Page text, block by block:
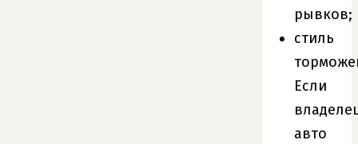
рывков;
стиль
Если
авто